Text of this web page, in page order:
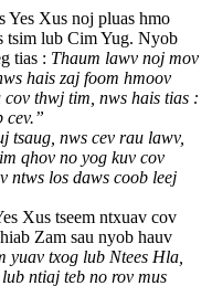
Yes Xus noj pluas hmo
tsim lub Cim Yug. Nyob
tias : Thaum lawv noj mov
hais zaj foom hmoov
thwj tim, nws hais tias :
cev.”
tsaug, nws cev rau lawv,
qhov no yog kuv cov
ntws los daws coob leej
Xus tseem ntxuav cov
Zam sau nyob hauv
yuav txog lub Ntees Hla,
ntiaj teb no rov mus